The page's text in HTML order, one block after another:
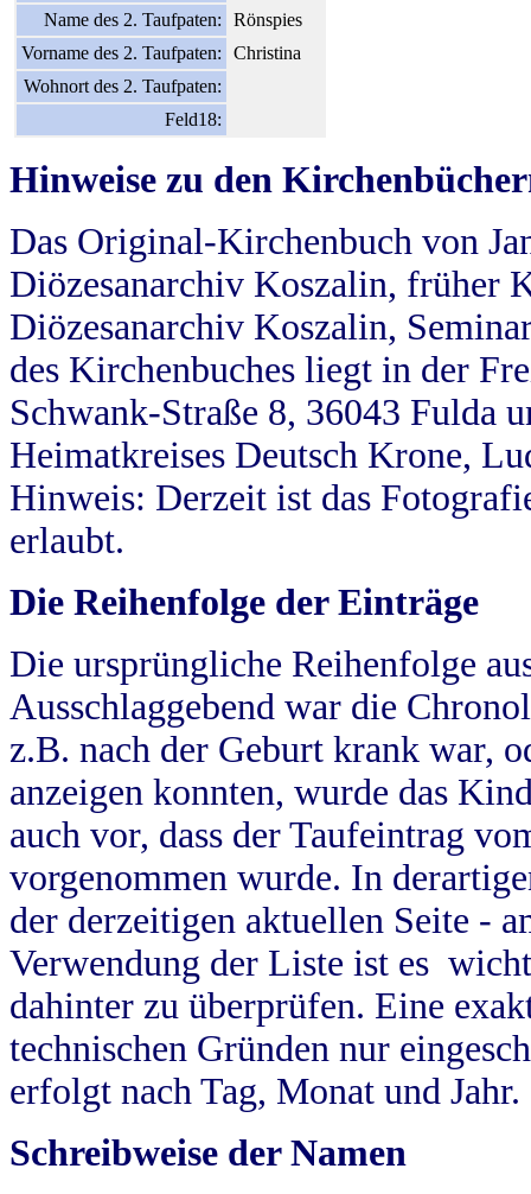
Name des 2. Taufpaten:
Rönspies
Vorname des 2. Taufpaten:
Christina
Wohnort des 2. Taufpaten:
Feld18:
Hinweise zu den
Das Original-Kirchenbuch von
Diözesanarchiv Koszalin, früher
Diözesanarchiv Koszalin,
des Kirchenbuches liegt in der
Schwank-Straße 8, 36043 Fulda
Heimatkreises Deutsch Krone,
Hinweis: Derzeit ist das
erlaubt.
Die Reihenfolge der Einträge
Die ursprüngliche Reihenfolge
Ausschlaggebend war die
z.B. nach der Geburt krank war,
anzeigen konnten, wurde das
auch vor, dass der Taufeintrag
vorgenommen wurde. In
der derzeitigen aktuellen Seite -
Verwendung der Liste ist es
dahinter zu überprüfen. Eine
technischen Gründen nur
erfolgt nach Tag, Monat und Jahr.
Schreibweise der Namen